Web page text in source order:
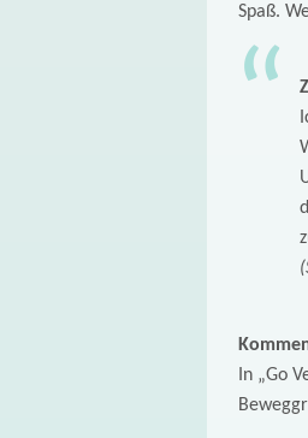
Spaß.
In „Go